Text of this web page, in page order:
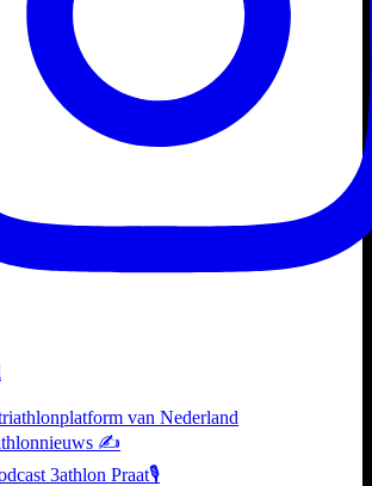
van Nederland
✍️
3athlon Praat🎙️